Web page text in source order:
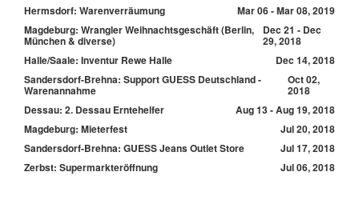
Hermsdorf: Warenverräumung
Mar 06 - Mar 08, 2019
Magdeburg: Wrangler Weihnachtsgeschäft (Berlin,
München & diverse)
Dec 21 - Dec
29, 2018
Halle/Saale: Inventur Rewe Halle
Dec 14, 2018
Sandersdorf-Brehna: Support GUESS Deutschland -
Warenannahme
Oct 02,
2018
Dessau: 2. Dessau Erntehelfer
Aug 13 - Aug 19, 2018
Magdeburg: Mieterfest
Jul 20, 2018
Sandersdorf-Brehna: GUESS Jeans Outlet Store
Jul 17, 2018
Zerbst: Supermarkteröffnung
Jul 06, 2018